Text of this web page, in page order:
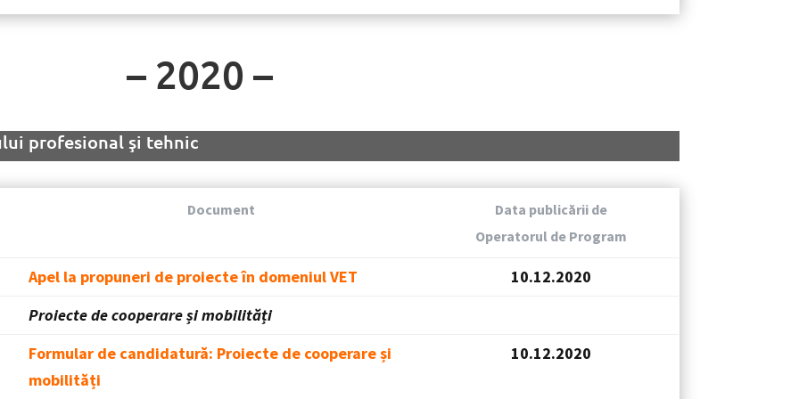
– 2020 –
profesional şi tehnic
Document
Data publicării de
Operatorul de Program
Apel la propuneri de proiecte în domeniul VET
10.12.2020
Proiecte de cooperare și mobilități
Formular de candidatură: Proiecte de cooperare și
mobilități
10.12.2020